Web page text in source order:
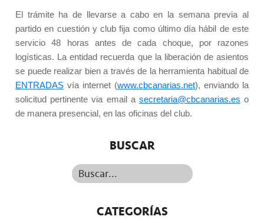
El trámite ha de llevarse a cabo en la semana previa al
partido en cuestión y club fija como último día hábil de este
servicio 48 horas antes de cada choque, por razones
logísticas. La entidad recuerda que la liberación de asientos
se puede realizar bien a través de la herramienta habitual de
ENTRADAS vía internet (www.cbcanarias.net), enviando la
solicitud pertinente via email a secretaria@cbcanarias.es o
de manera presencial, en las oficinas del club.
BUSCAR
Buscar...
CATEGORÍAS